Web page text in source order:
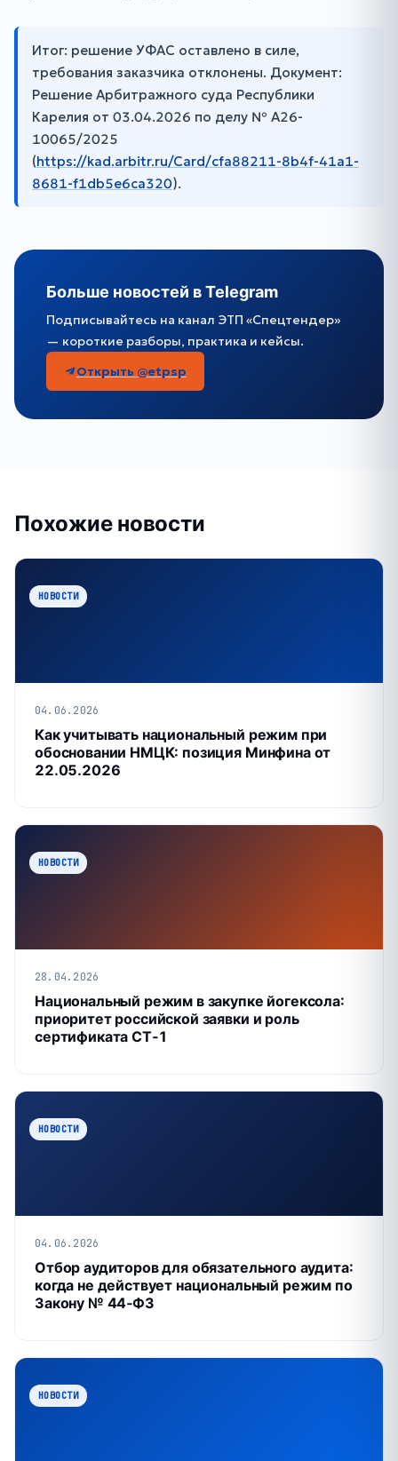
Итог: решение УФАС оставлено в силе,
требования заказчика отклонены. Документ:
Решение Арбитражного суда Республики
Карелия от 03.04.2026 по делу № А26-
10065/2025
(https://kad.arbitr.ru/Card/cfa88211-8b4f-41a1-
8681-f1db5e6ca320).
Больше новостей в Telegram
Подписывайтесь на канал ЭТП «Спецтендер»
— короткие разборы, практика и кейсы.
Открыть @etpsp
Похожие новости
НОВОСТИ
04.06.2026
Как учитывать национальный режим при
обосновании НМЦК: позиция Минфина от
22.05.2026
НОВОСТИ
28.04.2026
Национальный режим в закупке йогексола:
приоритет российской заявки и роль
сертификата СТ‑1
НОВОСТИ
04.06.2026
Отбор аудиторов для обязательного аудита:
когда не действует национальный режим по
Закону № 44‑ФЗ
НОВОСТИ